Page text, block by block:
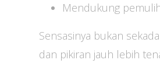
Mendukung
Sensasinya bukan
dan pikiran jauh lebih